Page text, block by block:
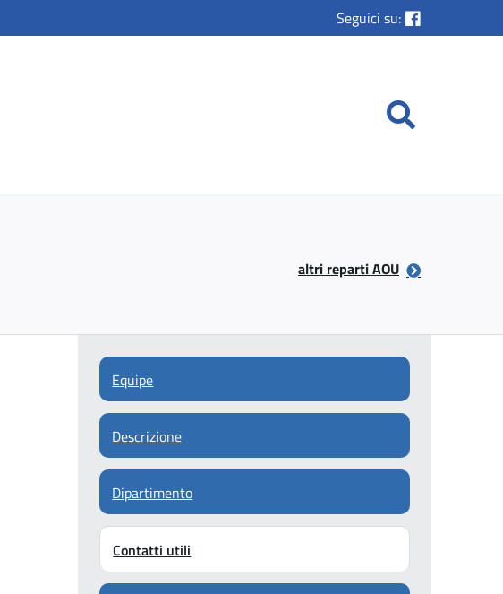
Seguici su:
altri reparti AOU
Equipe
Descrizione
Dipartimento
Contatti utili